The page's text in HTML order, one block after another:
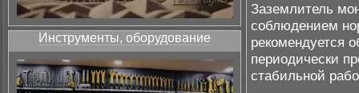
Инструменты, оборудование
Заземлитель
соблюдением
рекомендуется
периодически
стабильной